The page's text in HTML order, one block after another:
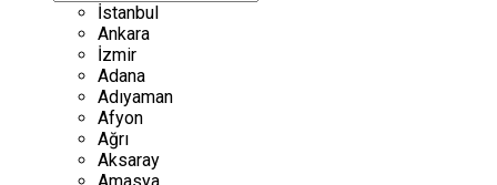
İstanbul
Ankara
İzmir
Adana
Adıyaman
Afyon
Ağrı
Aksaray